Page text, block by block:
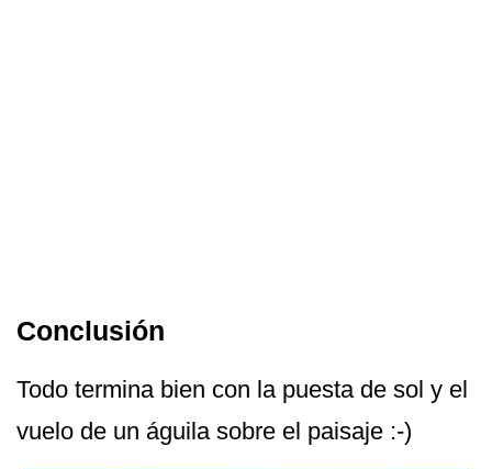
Conclusión
Todo termina bien con la puesta de sol y el
vuelo de un águila sobre el paisaje :-)